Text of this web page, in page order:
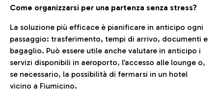
Come organizzarsi per una partenza senza stress?
La soluzione più efficace è pianificare in anticipo ogni
passaggio: trasferimento, tempi di arrivo, documenti e
bagaglio. Può essere utile anche valutare in anticipo i
servizi disponibili in aeroporto, l’accesso alle lounge o,
se necessario, la possibilità di fermarsi in un hotel
vicino a Fiumicino.